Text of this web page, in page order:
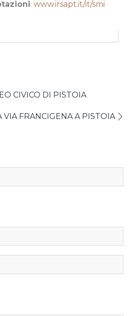
:www.irsapt.it/it/smi
CIVICO DI PISTOIA
VIA FRANCIGENA A PISTOIA